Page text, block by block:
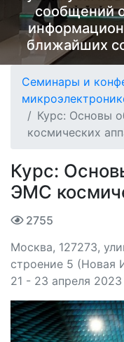
сообщений
ближайших
Семинары и
Курс: Основы
космических
Курс:
ЭМС
2755
Москва, 127273,
строение 5
21 - 23 апреля 2023